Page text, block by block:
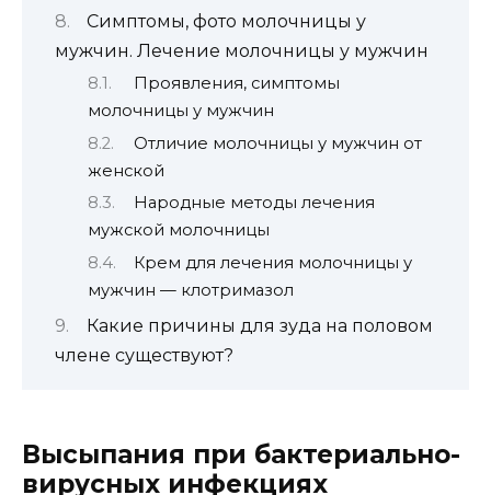
Симптомы, фото молочницы у
мужчин. Лечение молочницы у мужчин
Проявления, симптомы
молочницы у мужчин
Отличие молочницы у мужчин от
женской
Народные методы лечения
мужской молочницы
Крем для лечения молочницы у
мужчин — клотримазол
Какие причины для зуда на половом
члене существуют?
Высыпания при бактериально-
вирусных инфекциях